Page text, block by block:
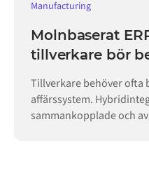
Manufacturing
Molnbaserat
tillverkare bör
Tillverkare behöver ofta
affärssystem.
sammankopplade och